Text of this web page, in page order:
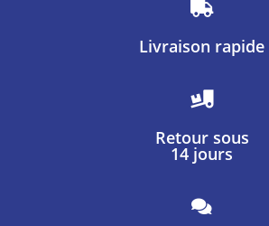

Livraison rapide

Retour sous
14 jours
